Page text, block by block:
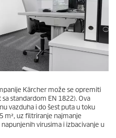
Kärcher može se opremiti
standardom EN 1822). Ova
vazduha i do šest puta u toku
m², uz filtriranje najmanje
virusima i izbacivanje u